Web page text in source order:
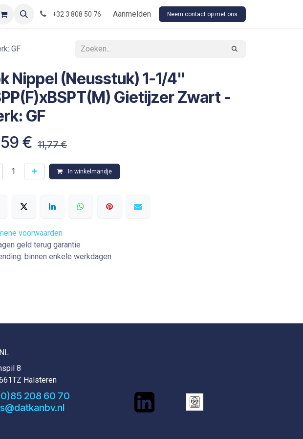
of-piping-components Floor Stock Outsourcing Our Conditions
+32 3 808 50 76 Aanmelden Neem contact op met ons
GF
Nippel (Neusstuk) 1-1/4"
Gietijzer Zwart -
GF
€ 11,77€
In winkelmandje
voorwaarden
geld terug garantie
binnen enkele werkdagen
8
Halsteren
208 60 70